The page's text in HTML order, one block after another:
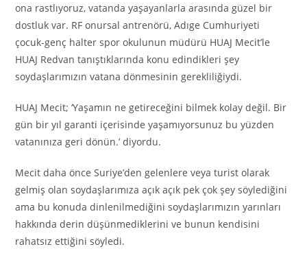
ona rastlıyoruz, vatanda yaşayanlarla arasında güzel bir
dostluk var. RF onursal antrenörü, Adıge Cumhuriyeti
çocuk-genç halter spor okulunun müdürü HUAJ Mecit’le
HUAJ Redvan tanıştıklarında konu edindikleri şey
soydaşlarımızın vatana dönmesinin gerekliliğiydi.
HUAJ Mecit; ‘Yaşamın ne getireceğini bilmek kolay değil. Bir
gün bir yıl garanti içerisinde yaşamıyorsunuz bu yüzden
vatanınıza geri dönün.’ diyordu.
Mecit daha önce Suriye’den gelenlere veya turist olarak
gelmiş olan soydaşlarımıza açık açık pek çok şey söylediğini
ama bu konuda dinlenilmediğini soydaşlarımızın yarınları
hakkında derin düşünmediklerini ve bunun kendisini
rahatsız ettiğini söyledi.